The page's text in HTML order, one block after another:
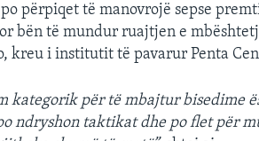
përpiqet të manovrojë sepse
bën të mundur ruajtjen e
kreu i institutit të pavarur Penta
kategorik për të mbajtur bisedime
ndryshon taktikat dhe po flet për